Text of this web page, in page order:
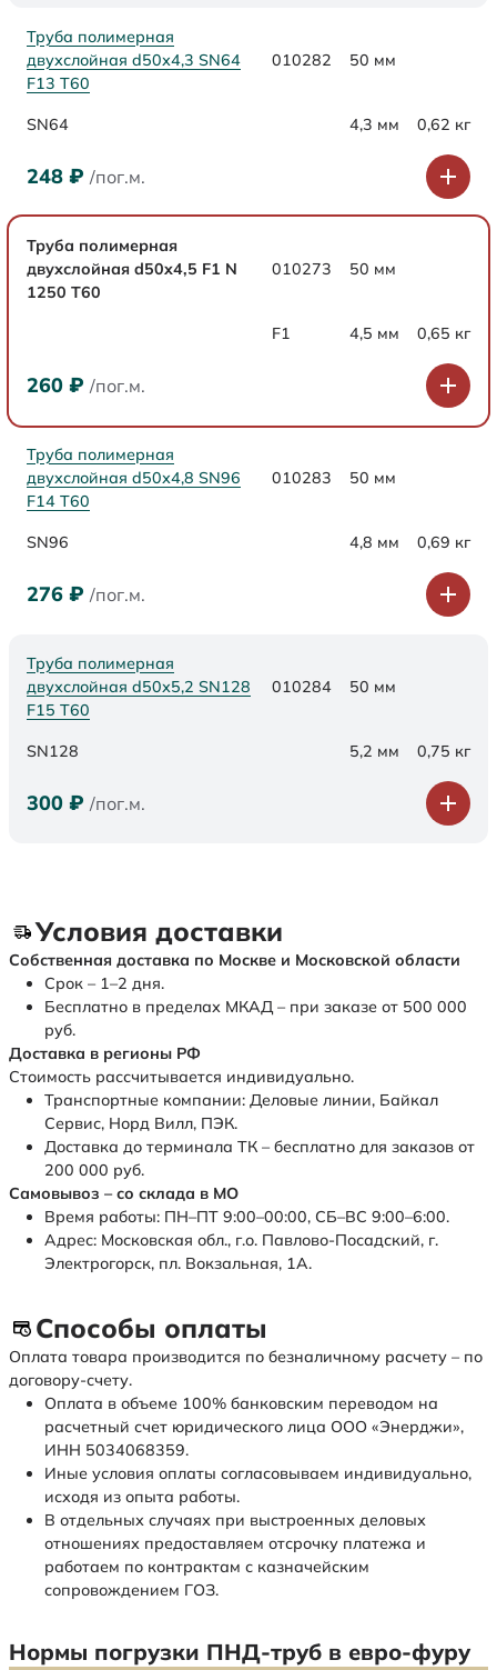
Труба полимерная
двухслойная d50х4,3 SN64
F13 Т60
010282 50 мм
SN64 4,3 мм 0,62 кг
248 ₽ /пог.м.
Труба полимерная
двухслойная d50x4,5 F1 N
1250 Т60
010273 50 мм
F1 4,5 мм 0,65 кг
260 ₽ /пог.м.
Труба полимерная
двухслойная d50х4,8 SN96
F14 Т60
010283 50 мм
SN96 4,8 мм 0,69 кг
276 ₽ /пог.м.
Труба полимерная
двухслойная d50х5,2 SN128
F15 Т60
010284 50 мм
SN128 5,2 мм 0,75 кг
300 ₽ /пог.м.
Условия доставки
Собственная доставка по Москве и Московской области
Срок – 1–2 дня.
Бесплатно в пределах МКАД – при заказе от 500 000
руб.
Доставка в регионы РФ
Стоимость рассчитывается индивидуально.
Транспортные компании: Деловые линии, Байкал
Сервис, Норд Вилл, ПЭК.
Доставка до терминала ТК – бесплатно для заказов от
200 000 руб.
Самовывоз – со склада в МО
Время работы: ПН–ПТ 9:00–00:00, СБ–ВС 9:00–6:00.
Адрес: Московская обл., г.о. Павлово-Посадский, г.
Электрогорск, пл. Вокзальная, 1А.
Способы оплаты
Оплата товара производится по безналичному расчету – по
договору-счету.
Оплата в объеме 100% банковским переводом на
расчетный счет юридического лица ООО «Энерджи»,
ИНН 5034068359.
Иные условия оплаты согласовываем индивидуально,
исходя из опыта работы.
В отдельных случаях при выстроенных деловых
отношениях предоставляем отсрочку платежа и
работаем по контрактам с казначейским
сопровождением ГОЗ.
Нормы погрузки ПНД-труб в евро-фуру